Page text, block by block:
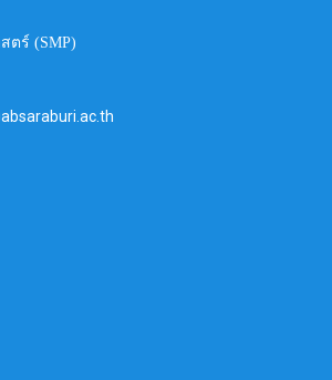
ตร์ (SMP)